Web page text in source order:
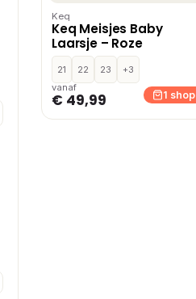
Keq
Keq Meisjes Baby
Laarsje – Roze
21 22 23
+3
vanaf
€ 49,99 1 shop